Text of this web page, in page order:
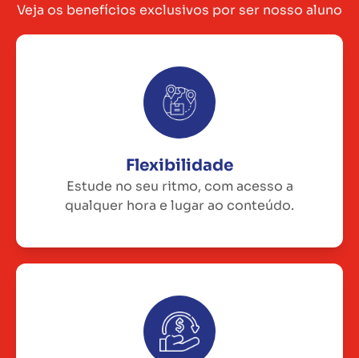
Veja os benefícios exclusivos por ser nosso aluno
Flexibilidade
Estude no seu ritmo, com acesso a
qualquer hora e lugar ao conteúdo.